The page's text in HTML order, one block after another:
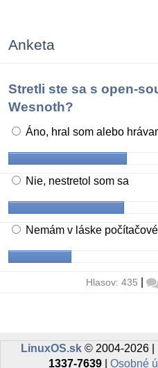
Anketa
Stretli ste sa s open-
Wesnoth?
Áno, hral som alebo
Nie, nestretol som sa
Nemám v láske
Hlasov: 435
LinuxOS.sk© 2004-2026 |
1337-7639| Osobné